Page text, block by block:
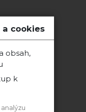
cookies
obsah,
k